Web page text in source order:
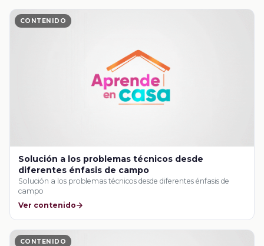
CONTENIDO
Solución a los problemas técnicos desde
diferentes énfasis de campo
Solución a los problemas técnicos desde diferentes énfasis de
campo
Ver contenido
CONTENIDO